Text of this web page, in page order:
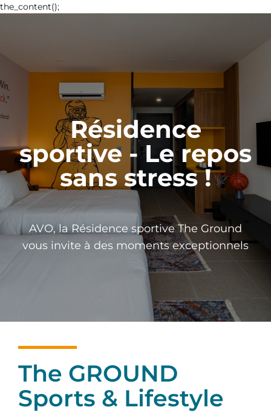
the_content();
Résidence
sportive - Le repos
sans stress !
AVO, la Résidence sportive The Ground
vous invite à des moments exceptionnels
The GROUND
Sports & Lifestyle